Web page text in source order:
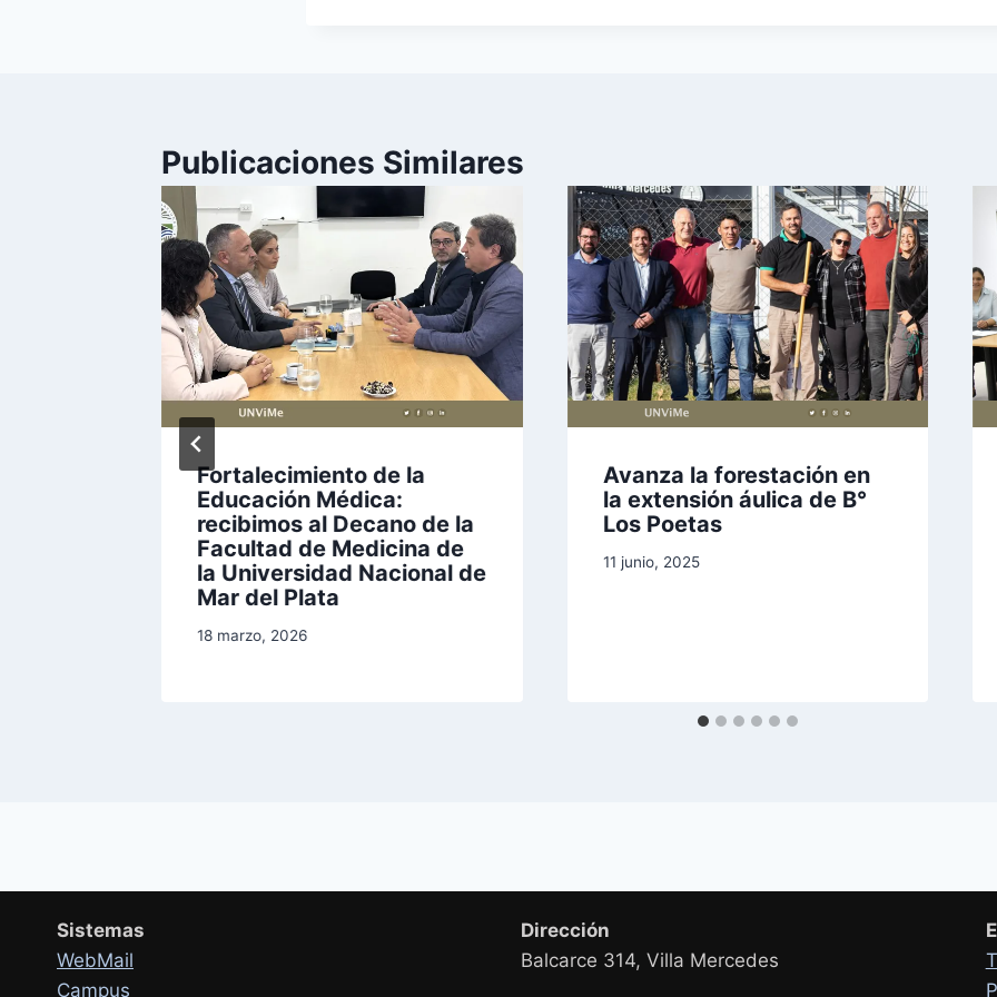
Publicaciones Similares
Fortalecimiento de la
Educación Médica:
recibimos al Decano de la
Facultad de Medicina de
la Universidad Nacional de
Mar del Plata
18 marzo, 2026
Avanza la forestación en
la extensión áulica de B°
Los Poetas
11 junio, 2025
Sistemas
WebMail
Campus
Dirección
Balcarce 314, Villa Mercedes